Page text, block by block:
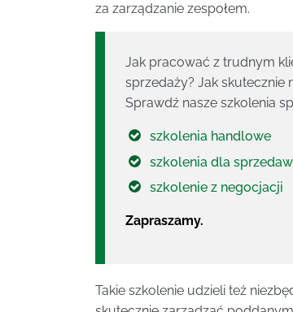
za zarządzanie zespołem.
Jak pracować z trudnym
sprzedaży? Jak skutecznie
Sprawdź nasze szkolenia
szkolenia handlowe
szkolenia dla
szkolenie z negocjacji
Zapraszamy.
Takie szkolenie udzieli też